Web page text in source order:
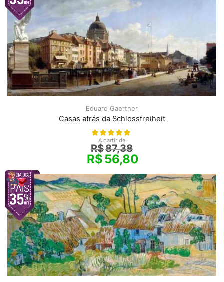
Eduard Gaertner
Casas atrás da Schlossfreiheit
A partir de
R$87,38
R$56,80